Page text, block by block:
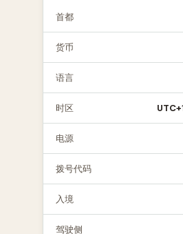
首都
货币
语言
时区
电源
拨号代码
入境
驾驶侧